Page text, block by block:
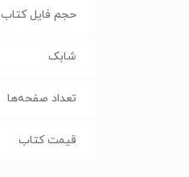
حجم فایل کتاب
شابک
تعداد صفحه‌ها
قیمت کتاب